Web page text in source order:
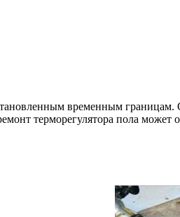
временным
терморегулятора пола может